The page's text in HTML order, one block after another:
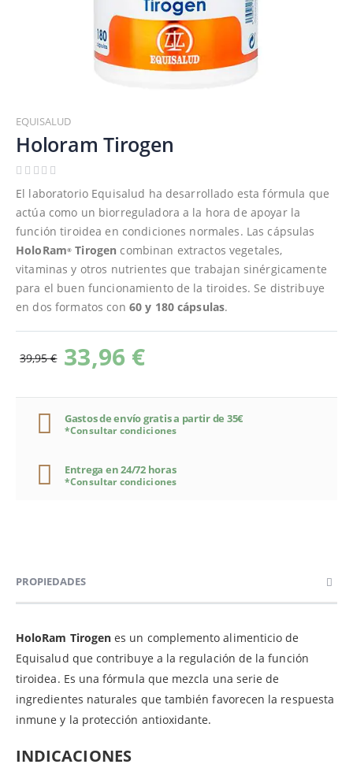
al
comienzo
de
la
galería
imágenes
EQUISALUD
Holoram Tirogen
El laboratorio Equisalud ha desarrollado esta fórmula que
actúa como un biorreguladora a la hora de apoyar la
función tiroidea en condiciones normales. Las cápsulas
HoloRam® Tirogen combinan extractos vegetales,
vitaminas y otros nutrientes que trabajan sinérgicamente
para el buen funcionamiento de la tiroides. Se distribuye
en dos formatos con 60 y 180 cápsulas.
33,96 €
39,95 €
Gastos de envío gratis a partir de 35€
*Consultar condiciones
Entrega en 24/72 horas
*Consultar condiciones
PROPIEDADES
HoloRam Tirogenes un complemento alimenticio de
Equisalud que contribuye a la regulación de la función
tiroidea. Es una fórmula que mezcla una serie de
ingredientes naturales que también favorecen la respuesta
inmune y la protección antioxidante.
INDICACIONES